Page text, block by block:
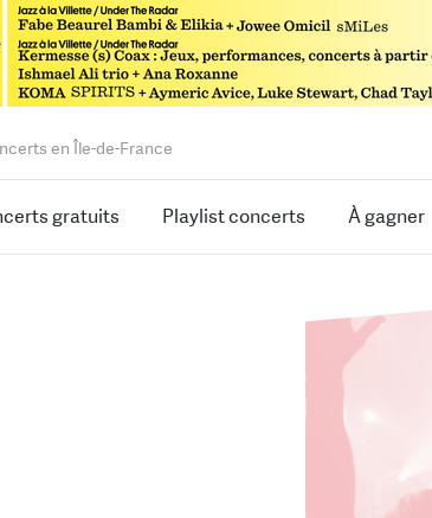
en Île-de-France
gratuits Playlist concerts À gagner